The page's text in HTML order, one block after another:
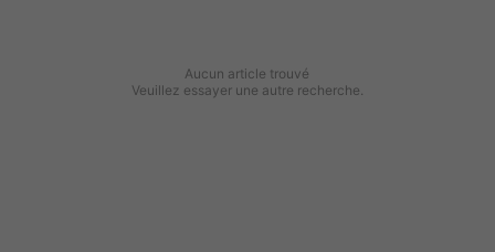
Aucun article trouvé
Veuillez essayer une autre recherche.